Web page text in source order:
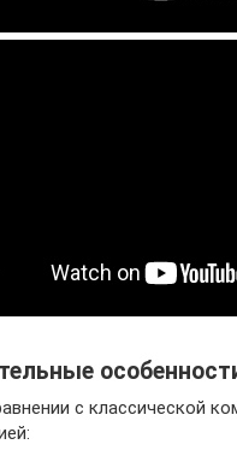
с классической